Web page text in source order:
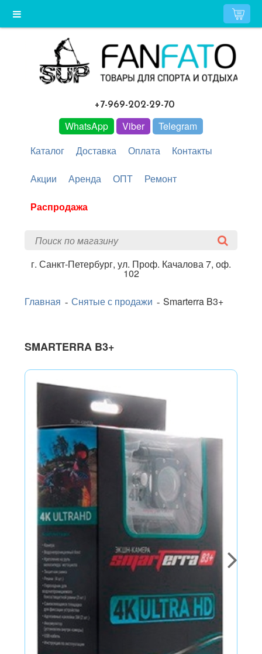
+7-969-202-29-70
WhatsApp Viber
Telegram
Каталог
Доставка Оплата Контакты
Акции Аренда ОПТ Ремонт
Распродажа
г. Санкт-Петербург, ул. Проф. Качалова 7, оф.
102
Главная Снятые с продажи Smarterra B3+
SMARTERRA B3+